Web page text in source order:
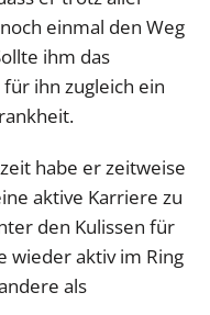
einmal den Weg
ihm das
ihn zugleich ein
habe er zeitweise
aktive Karriere zu
den Kulissen für
wieder aktiv im Ring
als